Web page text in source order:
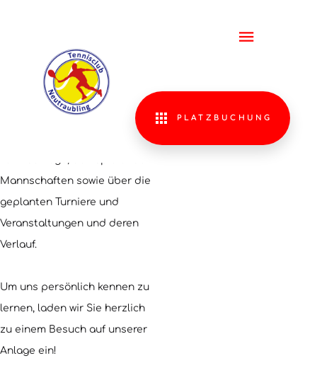
PLATZBUCHUNG
Neutraubling
Willkommen
WIR FREUEN UNS ÜBER
IHREN BESUCH
Auf diesen Seiten informieren
wir Sie über unseren
Mannschaften sowie über die
geplanten Turniere und
Veranstaltungen und deren
Verlauf.
Um uns persönlich kennen zu
lernen, laden wir Sie herzlich
zu einem Besuch auf unserer
Anlage ein!